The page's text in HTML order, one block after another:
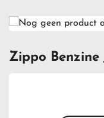
Zippo Benzine